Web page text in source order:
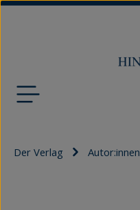
Der Verlag Autor:innen